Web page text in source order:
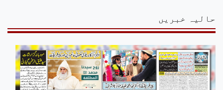
حالیہ خبریں